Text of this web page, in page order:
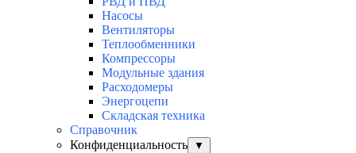
Насосы
Вентиляторы
Теплообменники
Компрессоры
Модульные здания
Расходомеры
Энергоцепи
Складская техника
Справочник
Конфиденциальность
▼